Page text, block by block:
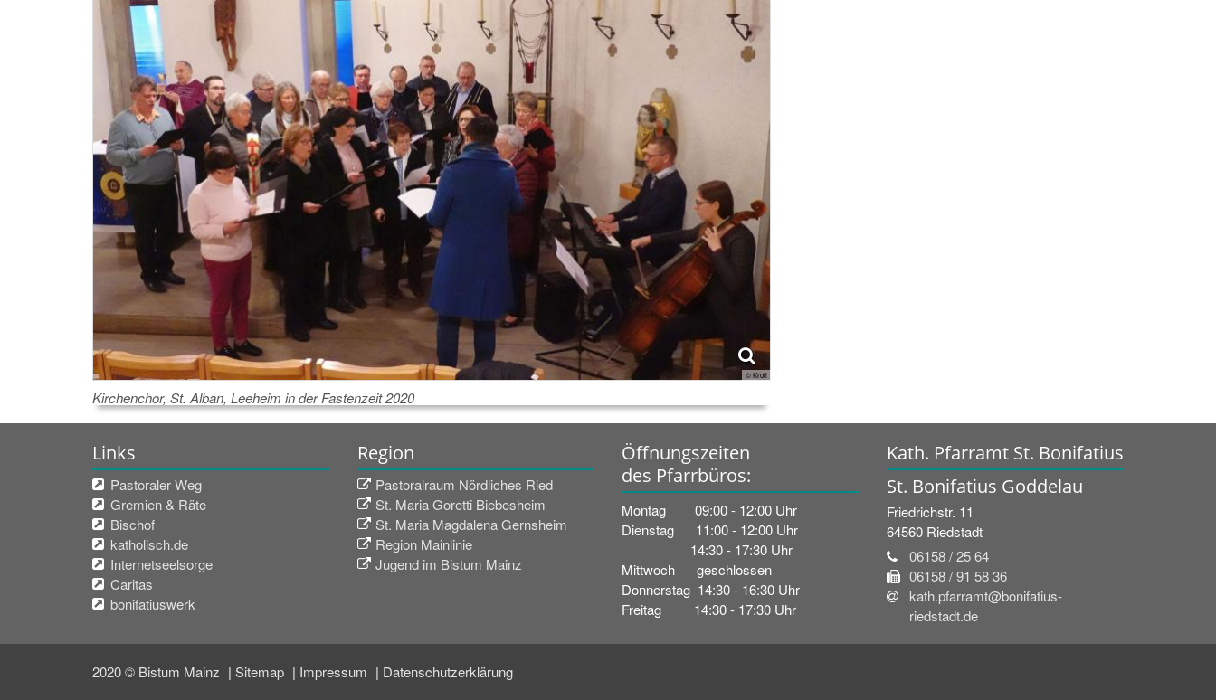
© Kroll
Kirchenchor, St. Alban, Leeheim in der Fastenzeit 2020
Links
Pastoraler Weg
Gremien & Räte
Bischof
katholisch.de
Internetseelsorge
Caritas
bonifatiuswerk
Region
Pastoralraum Nördliches Ried
St. Maria Goretti Biebesheim
St. Maria Magdalena Gernsheim
Region Mainlinie
Jugend im Bistum Mainz
Öffnungszeiten
des Pfarrbüros:
Montag 09:00 - 12:00 Uhr
Dienstag 11:00 - 12:00 Uhr
14:30 - 17:30 Uhr
Mittwoch geschlossen
Donnerstag 14:30 - 16:30 Uhr
Freitag 14:30 - 17:30 Uhr
Kath. Pfarramt St. Bonifatius
St. Bonifatius Goddelau
Friedrichstr. 11
64560 Riedstadt
06158 / 25 64
06158 / 91 58 36
kath.pfarramt@bonifatius-
riedstadt.de
2020 © Bistum Mainz Sitemap Impressum Datenschutzerklärung